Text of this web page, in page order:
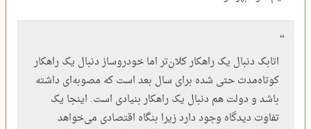
اتابک دنبال یک راهکار کلان‌تر اما خودروساز دنبال یک راهکار
کوتاه‌مدت حتی شده برای سال بعد است که مصوبه‌ای داشته
باشد و دولت هم دنبال یک راهکار بنیادی است. اینجا یک
تفاوت دیدگاه وجود دارد زیرا بنگاه اقتصادی می‌خواهد